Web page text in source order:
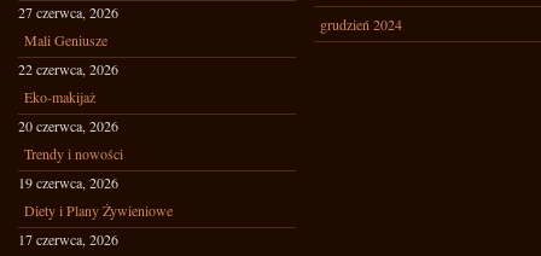
27 czerwca, 2026
Mali Geniusze
22 czerwca, 2026
Eko-makijaż
20 czerwca, 2026
Trendy i nowości
19 czerwca, 2026
Diety i Plany Żywieniowe
17 czerwca, 2026
grudzień 2024